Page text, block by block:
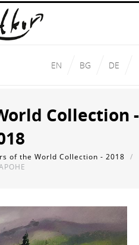
EN BG DE
Collection -
of the World Collection - 2018 /